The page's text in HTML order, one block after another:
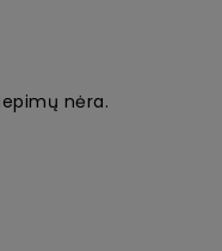
nėra.